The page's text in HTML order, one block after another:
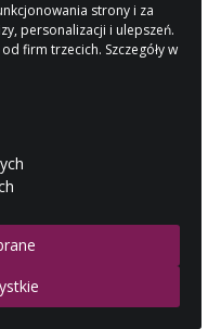
strony i za
personalizacji i ulepszeń.
firm trzecich. Szczegóły w